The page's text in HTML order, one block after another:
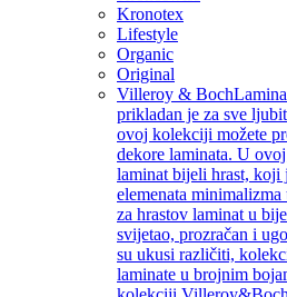
Kronotex
Lifestyle
Organic
Original
Villeroy & Boch
prikladan je za sve
ovoj kolekciji možete
dekore laminata. U
laminat bijeli hrast, koji
elemenata
za hrastov laminat u
svijetao, prozračan i
su ukusi različiti,
laminate u brojnim